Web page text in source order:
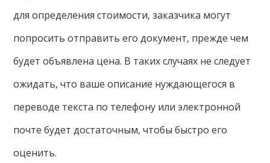
для определения стоимости, заказчика могут
попросить отправить его документ, прежде чем
будет объявлена цена. В таких случаях не следует
ожидать, что ваше описание нуждающегося в
переводе текста по телефону или электронной
почте будет достаточным, чтобы быстро его
оценить.